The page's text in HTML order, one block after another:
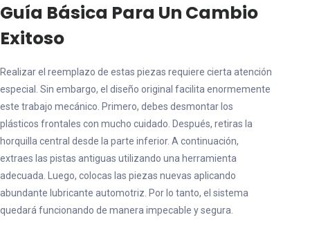
Guía Básica Para Un Cambio
Exitoso
Realizar el reemplazo de estas piezas requiere cierta atención
especial. Sin embargo, el diseño original facilita enormemente
este trabajo mecánico. Primero, debes desmontar los
plásticos frontales con mucho cuidado. Después, retiras la
horquilla central desde la parte inferior. A continuación,
extraes las pistas antiguas utilizando una herramienta
adecuada. Luego, colocas las piezas nuevas aplicando
abundante lubricante automotriz. Por lo tanto, el sistema
quedará funcionando de manera impecable y segura.